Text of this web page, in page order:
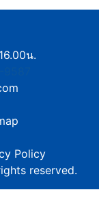
น.
Policy
reserved.